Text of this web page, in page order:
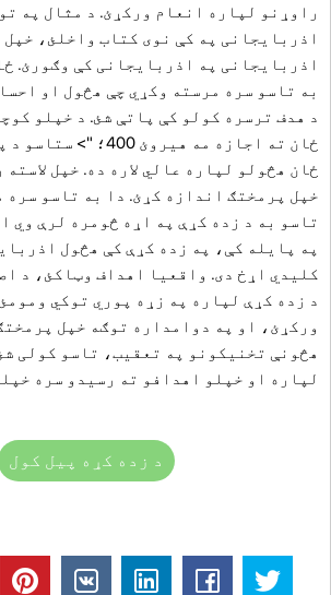
راوړنو لپاره انعام ورکړئ. د مثال په
اذربایجانی په کې نوی کتاب واخلئ، خپل
اذربایجانی په اذربایجانی کې وګورئ.
به تاسو سره مرسته وکړي چې هڅول او
د هدف ترسره کولو کې پاتې شئ. د خپلو
ځان ته اجازه مه هیروئ
ځان هڅولو لپاره عالي لاره ده. خپل
خپل پرمختګ اندازه کړئ. دا به تاسو سره
تاسو به د زده کړې په اړه څومره لرې وي
په پایله کې، په زده کړې کې هڅول
کليدي اړخ دی. واقعیا اهداف وټاکئ، د
د زده کړې لپاره په زړه پوري توکي
ورکړئ، او په دوامداره توګه خپل
هڅونې تخنیکونو په تعقیب، تاسو کولی
لپاره او خپلو اهدافو ته رسیدو سره
د زده کړه پیل کول